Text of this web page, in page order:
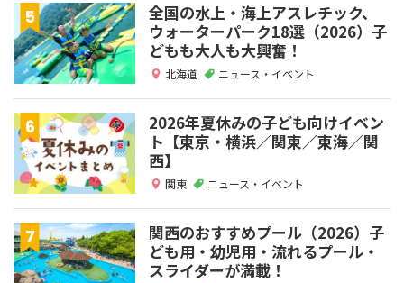
全国の水上・海上アスレチック、
ウォーターパーク18選（2026）子
どもも大人も大興奮！
北海道 ニュース・イベント
2026年夏休みの子ども向けイベン
ト【東京・横浜／関東／東海／関
西】
関東 ニュース・イベント
関西のおすすめプール（2026）子
ども用・幼児用・流れるプール・
スライダーが満載！